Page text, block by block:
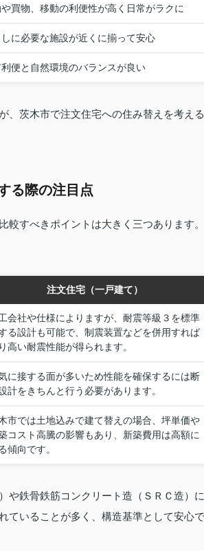
買物、移動の利便性が高く日常がラクに
に必要な施設が近くに揃って安心
便と自然環境のバランスが良い
、茨木市で注文住宅への住み替えを考える
る際の注目点
較すべきポイントは大きく三つあります。
注文住宅（一戸建て）
会社や仕様によりますが、耐震等級３を標準
る設計も可能で、制震装置などを併用すれば
高い耐震性能が得られます。
に接する面が多いため性能を確保するには断
計をきちんと行う必要があります。
市では土地込みで建て替えの場合、坪単価や
コスト高騰の影響もあり、新築費用は高額に
傾向です。
や鉄骨鉄筋コンクリート造（ＳＲＣ造）に
ていることが多く、構造基準として安心で